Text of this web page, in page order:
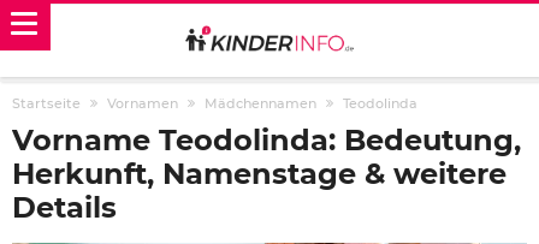
Startseite Vornamen Mädchennamen Teodolinda
Vorname Teodolinda: Bedeutung,
Herkunft, Namenstage & weitere
Details